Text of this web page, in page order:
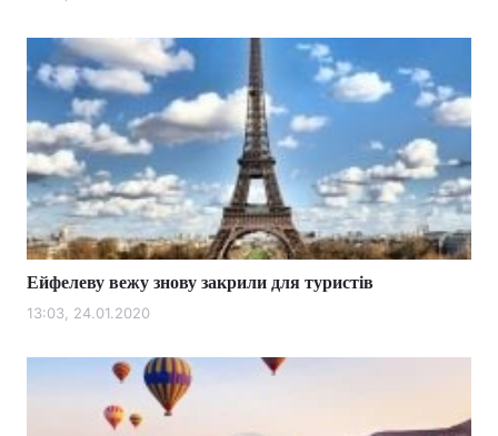
Ейфелеву вежу знову закрили для туристів
13:03, 24.01.2020